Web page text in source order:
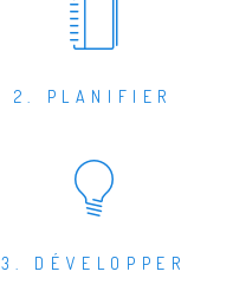
2. PLANIFIER
3. DÉVELOPPER